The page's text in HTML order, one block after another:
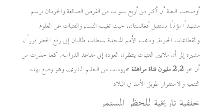
أوضحت البعثة أن أكثر من أربع سنوات من الفرص الضائعة والحرمان ترسم
مشهدًا مؤلمًا لمستقبل أفغانستان، حيث تغيب النساء والفتيات عن العلوم
والقطاعات الحيوية. ودعت الأمم المتحدة سلطات طالبان إلى رفع الحظر فورًا،
مشيرة إلى أن ملايين الفتيات ينتظرن العودة إلى مقاعد الدراسة. كما حذرت من
أن نحو2.2 مليون فتاة مراهقة
محرومات من التعليم الثانوي، وهو وضع يهدد
التنمية والاستقرار طويل الأمد في البلاد